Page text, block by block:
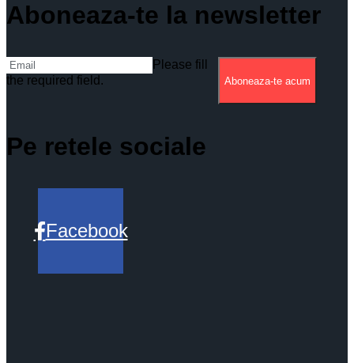
Aboneaza-te la newsletter
Please fill
the required field.
Aboneaza-te acum
Pe retele sociale
Facebook